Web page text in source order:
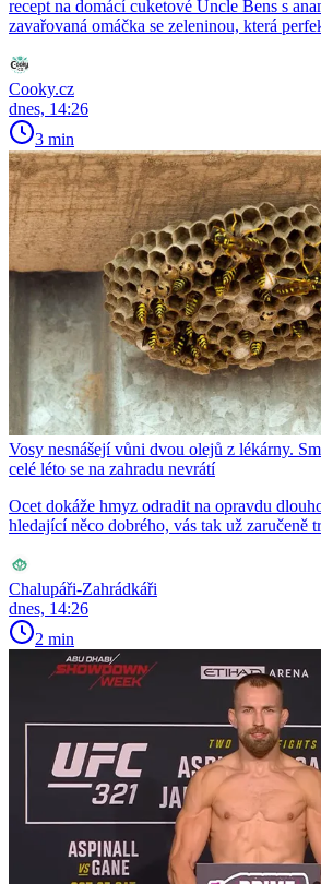
recept na domácí cuketové Uncle Bens s
zavařovaná omáčka se zeleninou, která
Cooky.cz
dnes, 14:26
3 min
Vosy nesnášejí vůni dvou olejů z lékárny.
celé léto se na zahradu nevrátí
Ocet dokáže hmyz odradit na opravdu
hledající něco dobrého, vás tak už zaručeně
Chalupáři-Zahrádkáři
dnes, 14:26
2 min